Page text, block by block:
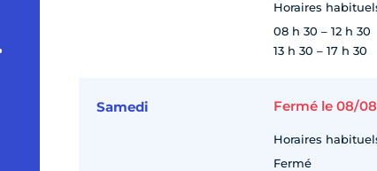
Horaires
08 h 30 – 12 h 30
13 h 30 – 17 h 30
Samedi Fermé le 08/08
Horaires
Fermé